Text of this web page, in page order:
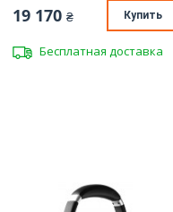
19 170 ₴ Купить
Бесплатная доставка